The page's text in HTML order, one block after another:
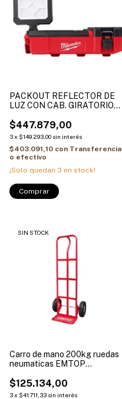
PACKOUT REFLECTOR DE
LUZ CON CAB. GIRATORIO
USB - SIN/BAT MILWAUKEE
2356-20
$447.879,00
3x $149.293,00 sin interés
$403.091,10 con Transferencia
o efectivo
¡Solo quedan 3 en stock!
SIN STOCK
Carro de mano 200kg ruedas
neumaticas EMTOP
$125.134,00
3x $41.711,33 sin interés